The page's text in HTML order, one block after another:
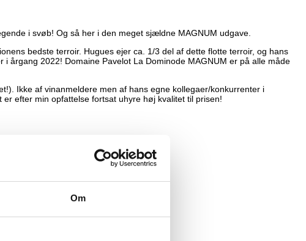
Om
i svøb! Og så her i den meget sjældne MAGNUM udgave.
bedste terroir. Hugues ejer ca. 1/3 del af dette flotte terroir, og hans
årgang 2022! Domaine Pavelot La Dominode MAGNUM er på alle måde
Ikke af vinanmeldere men af hans egne kollegaer/konkurrenter i
efter min opfattelse fortsat uhyre høj kvalitet til prisen!